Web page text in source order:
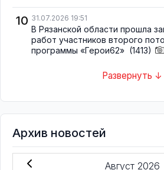
10 31.07.2026 19:51
В Рязанской области прошла
работ участников второго
программы «Герои62» (1413)
Развернуть ↓
Архив новостей
Август 2026